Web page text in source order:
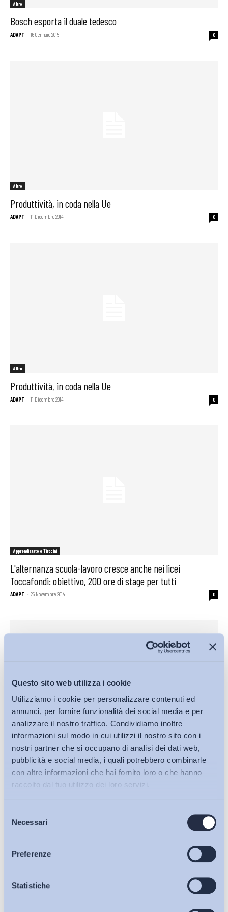
Questo sito web utilizza i cookie
Utilizziamo i cookie per personalizzare contenuti ed
annunci, per fornire funzionalità dei social media e per
analizzare il nostro traffico. Condividiamo inoltre
informazioni sul modo in cui utilizzi il nostro sito con i
nostri partner che si occupano di analisi dei dati web,
pubblicità e social media, i quali potrebbero combinarle
con altre informazioni che hai fornito loro o che hanno
raccolto dal tuo utilizzo dei loro servizi.
delNecessari
Preferenze
Statistiche
Bollettini ADAPT
Articoli
Osservatori
Altro
Bosch esporta il duale tedesco
ADAPT - 16 Gennaio 2015 0
Altro
Produttività, in coda nella Ue
ADAPT - 11 Dicembre 2014 0
Altro
Produttività, in coda nella Ue
ADAPT - 11 Dicembre 2014 0
Apprendistato e Tirocini
L'alternanza scuola-lavoro cresce anche nei licei
Toccafondi: obiettivo, 200 ore di stage per tutti
ADAPT - 25 Novembre 2014 0
Apprendistato e Tirocini
L’alternanza scuola-lavoro cresce anche nei licei
Toccafondi: obiettivo, 200 ore di stage per tutti